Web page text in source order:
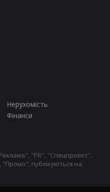
Нерухомість
Фінанси
"PR", "Спецпроект",
публікуються на